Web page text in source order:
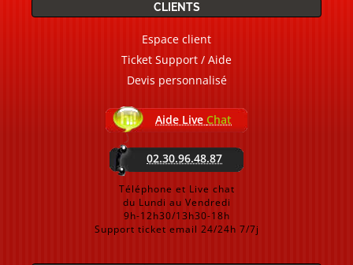
CLIENTS
Espace client
Ticket Support / Aide
Devis personnalisé
Aide Live Chat
02.30.96.48.87
Téléphone et Live chat
du Lundi au Vendredi
9h-12h30/13h30-18h
Support ticket email 24/24h 7/7j